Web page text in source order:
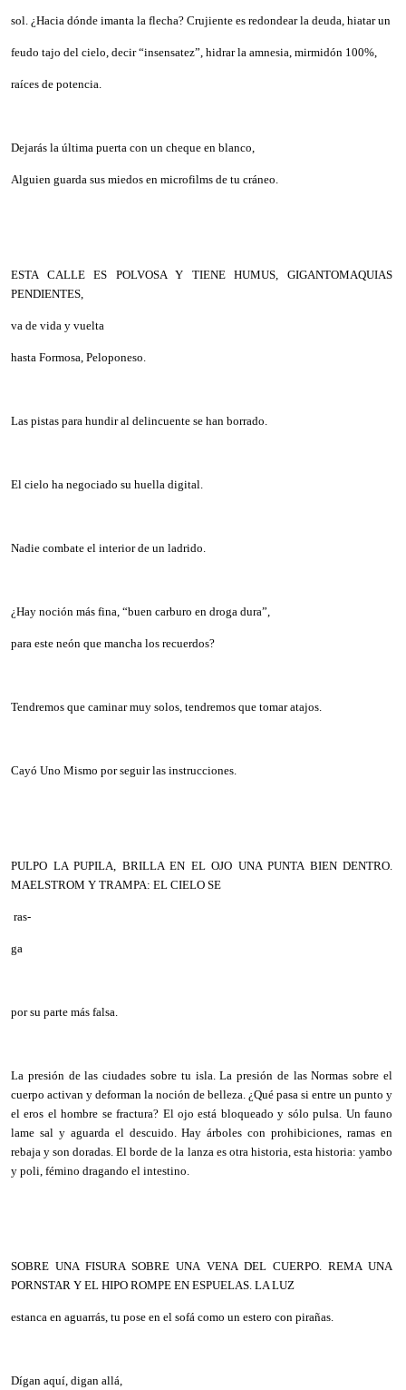
sol. ¿Hacia dónde imanta la flecha? Crujiente es redondear la deuda, hiatar un
feudo tajo del cielo, decir “insensatez”, hidrar la amnesia, mirmidón 100%,
raíces de potencia.
Dejarás la última puerta con un cheque en blanco,
Alguien guarda sus miedos en microfilms de tu cráneo.
ESTA CALLE ES POLVOSA Y TIENE HUMUS, GIGANTOMAQUIAS
PENDIENTES,
va de vida y vuelta
hasta Formosa, Peloponeso.
Las pistas para hundir al delincuente se han borrado.
El cielo ha negociado su huella digital.
Nadie combate el interior de un ladrido.
¿Hay noción más fina, “buen carburo en droga dura”,
para este neón que mancha los recuerdos?
Tendremos que caminar muy solos, tendremos que tomar atajos.
Cayó Uno Mismo por seguir las instrucciones.
PULPO LA PUPILA, BRILLA EN EL OJO UNA PUNTA BIEN DENTRO.
MAELSTROM Y TRAMPA: EL CIELO SE
ras-
ga
por su parte más falsa.
La presión de las ciudades sobre tu isla. La presión de las Normas sobre el
cuerpo activan y deforman la noción de belleza. ¿Qué pasa si entre un punto y
el eros el hombre se fractura? El ojo está bloqueado y sólo pulsa. Un fauno
lame sal y aguarda el descuido. Hay árboles con prohibiciones, ramas en
rebaja y son doradas. El borde de la lanza es otra historia, esta historia: yambo
y poli, fémino dragando el intestino.
SOBRE UNA FISURA SOBRE UNA VENA DEL CUERPO. REMA UNA
PORNSTAR Y EL HIPO ROMPE EN ESPUELAS. LA LUZ
estanca en aguarrás, tu pose en el sofá como un estero con pirañas.
Dígan aquí, digan allá,